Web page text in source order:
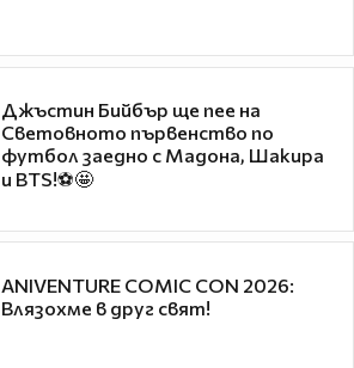
Джъстин Бийбър ще пее на
Световното първенство по
футбол заедно с Мадона, Шакира
и BTS!⚽🤩
ANIVENTURE COMIC CON 2026:
Влязохме в друг свят!